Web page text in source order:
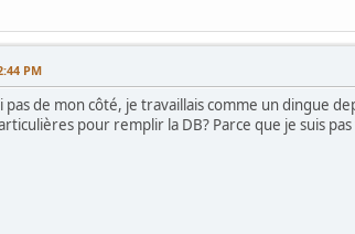
PM
de mon côté, je travaillais comme un dingue
pour remplir la DB? Parce que je suis